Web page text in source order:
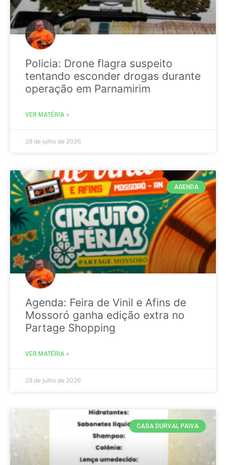
Policia: Drone flagra suspeito
tentando esconder drogas durante
operação em Parnamirim
VER MATÉRIA »
29 de julho de 2026
AGENDA
Agenda: Feira de Vinil e Afins de
Mossoró ganha edição extra no
Partage Shopping
VER MATÉRIA »
29 de julho de 2026
CASA DURVAL PAIVA